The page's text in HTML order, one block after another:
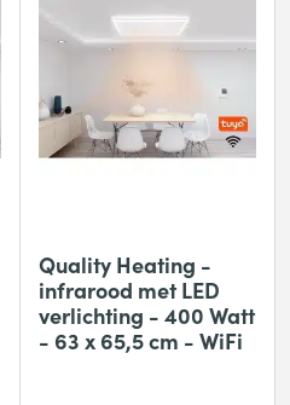
Quality Heating -
infrarood met LED
verlichting - 400 Watt
- 63 x 65,5 cm - WiFi